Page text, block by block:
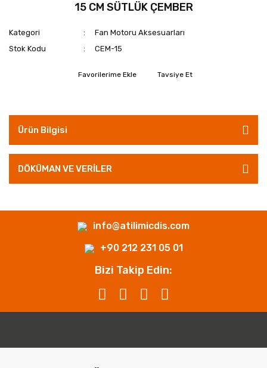
15 CM SÜTLÜK ÇEMBER
Kategori
Fan Motoru Aksesuarları
Stok Kodu
CEM-15
Tavsiye Et
Ürün Bilgisi
DÖKÜMAN VE VERİLER
info@atilimicdis.com
+90 212 231 05 01
Bizi Takip Edin: